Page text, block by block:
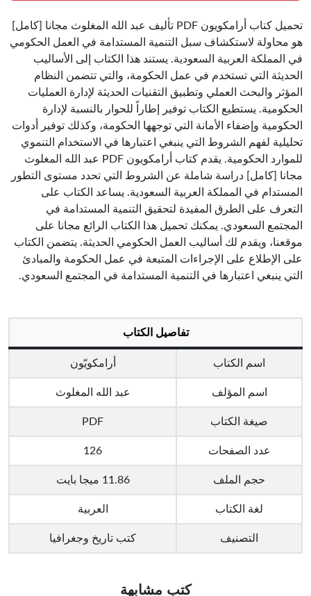
تحميل كتاب أرامكويون PDF تأليف عبد الله المغلوث مجانا [كامل]
هو محاولة لاستكشاف سبل التنمية المستدامة في العمل الحكومي
في المملكة العربية السعودية. يستند هذا الكتاب إلى الأساليب
الحديثة التي تستخدم في عمل الحكومة، والتي تتضمن النظام
المؤثر والبحث العملي وتطبيق التقنيات الحديثة لإدارة العمليات
الحكومية. يستطيع الكتاب توفير إطاراً للحوار بالنسبة لإدارة
الحكومية وإضفاء الأمانة التي توجهها الحكومة، وكذلك توفير أدوات
تحليلية لفهم الشروط التي ينبغي اعتبارها في الاستخدام التنموي
للموارد الحكومية. يقدم كتاب أرامكويون PDF عبد الله المغلوث
مجانا [كامل] دراسة شاملة عن الشروط التي تحدد مستوى التطور
المستدام في المملكة العربية السعودية. يساعد الكتاب على
التعرف على الطرق المفيدة لتحقيق التنمية المستدامة في
المجتمع السعودي. يمكنك تحميل هذا الكتاب الرائع مجانا على
موقعنا، ويقدم لك أساليب العمل الحكومي الحديثة. يتضمن الكتاب
على الإطلاع على الإجراءات المتبعة في عمل الحكومة والمبادئ
التي ينبغي اعتبارها في التنمية المستدامة في المجتمع السعودي.
تفاصيل الكتاب
اسم الكتاب أرامكويّون
اسم المؤلف عبد الله المغلوث
صيغة الكتاب PDF
عدد الصفحات 126
حجم الملف 11.86 ميجا بايت
لغة الكتاب العربية
التصنيف كتب تاريخ وجغرافيا
كتب مشابهة